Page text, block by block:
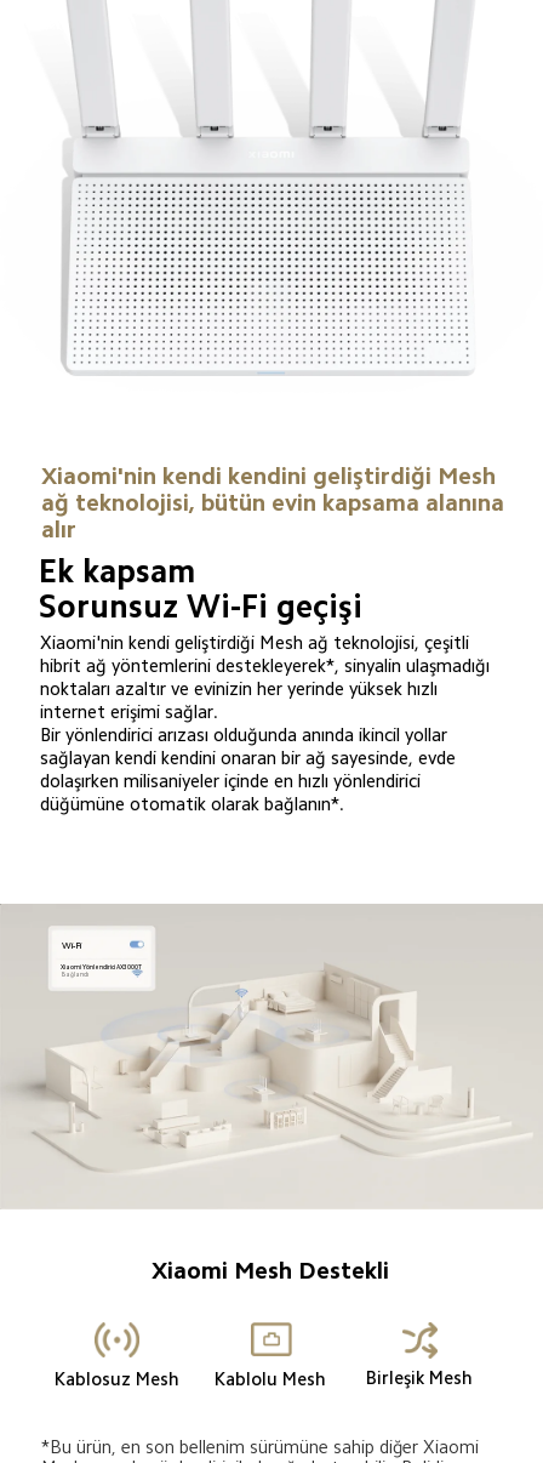
Xiaomi'nin kendi kendini geliştirdiği Mesh
ağ teknolojisi, bütün evin kapsama alanına
alır
Ek kapsam
Sorunsuz Wi-Fi geçişi
Xiaomi'nin kendi geliştirdiği Mesh ağ teknolojisi, çeşitli
hibrit ağ yöntemlerini destekleyerek*, sinyalin ulaşmadığı
noktaları azaltır ve evinizin her yerinde yüksek hızlı
internet erişimi sağlar.
Bir yönlendirici arızası olduğunda anında ikincil yollar
sağlayan kendi kendini onaran bir ağ sayesinde, evde
dolaşırken milisaniyeler içinde en hızlı yönlendirici
düğümüne otomatik olarak bağlanın*.
Wi-Fi
Xiaomi Yönlendirici AX3000T
Bağlandı
Xiaomi Mesh Destekli
Kablosuz Mesh Kablolu Mesh Birleşik Mesh
*Bu ürün, en son bellenim sürümüne sahip diğer Xiaomi